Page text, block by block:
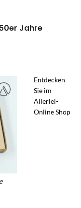
Jahre
Entdecken
Sie im
Allerlei-
Online Shop